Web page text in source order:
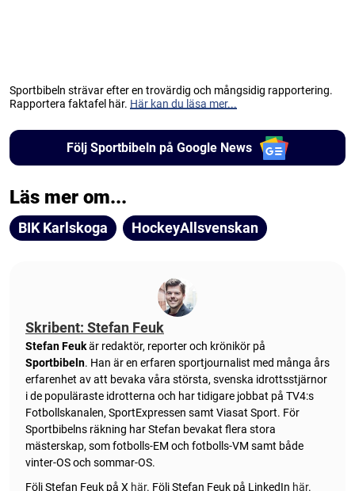
Sportbibeln strävar efter en trovärdig och mångsidig rapportering.
Rapportera faktafel här. Här kan du läsa mer...
Följ Sportbibeln på Google News
Läs mer om...
BIK Karlskoga HockeyAllsvenskan
Skribent: Stefan Feuk
Stefan Feukär redaktör, reporter och krönikör på
Sportbibeln. Han är en erfaren sportjournalist med många års
erfarenhet av att bevaka våra största, svenska idrottsstjärnor
i de populäraste idrotterna och har tidigare jobbat på TV4:s
Fotbollskanalen, SportExpressen samt Viasat Sport. För
Sportbibelns räkning har Stefan bevakat flera stora
mästerskap, som fotbolls-EM och fotbolls-VM samt både
vinter-OS och sommar-OS.
Följ Stefan Feuk på X här. Följ Stefan Feuk på LinkedIn här.